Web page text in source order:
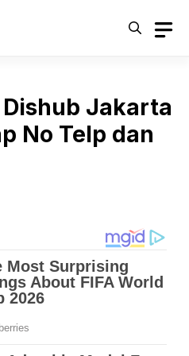
Jakarta
No Telp dan